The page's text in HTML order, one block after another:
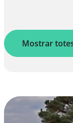
Mostrar